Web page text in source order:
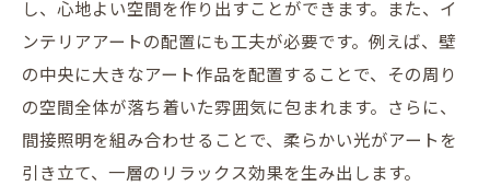
し、心地よい空間を作り出すことができます。また、イ
ンテリアアートの配置にも工夫が必要です。例えば、壁
の中央に大きなアート作品を配置することで、その周り
の空間全体が落ち着いた雰囲気に包まれます。さらに、
間接照明を組み合わせることで、柔らかい光がアートを
引き立て、一層のリラックス効果を生み出します。